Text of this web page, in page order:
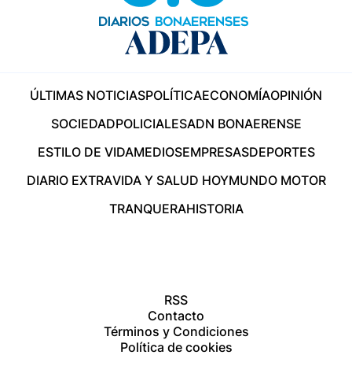
ÚLTIMAS NOTICIASPOLÍTICAECONOMÍAOPINIÓN
SOCIEDADPOLICIALESADN BONAERENSE
ESTILO DE VIDAMEDIOSEMPRESASDEPORTES
DIARIO EXTRAVIDA Y SALUD HOYMUNDO MOTOR
TRANQUERAHISTORIA
RSS
Contacto
Términos y Condiciones
Política de cookies